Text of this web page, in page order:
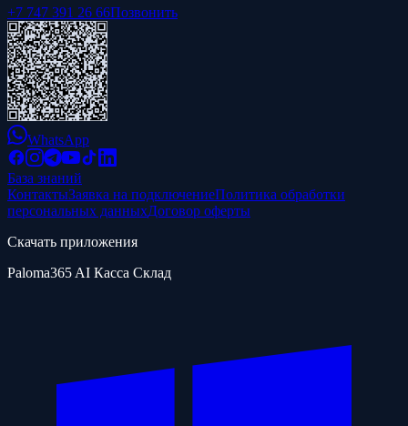
+7 747 391 26 66Позвонить
WhatsApp
База знаний
КонтактыЗаявка на подключениеПолитика обработки
персональных данныхДоговор оферты
Скачать приложения
Paloma365 AI Касса Склад